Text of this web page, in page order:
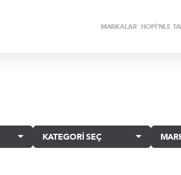
MARKALAR HOPİ’NLE
KATEGORİ SEÇ